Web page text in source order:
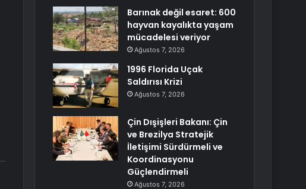
Barınak değil esaret: 600
hayvan kayalıkta yaşam
mücadelesi veriyor
Ağustos 7, 2026
1996 Florida Uçak
Saldırısı Krizi
Ağustos 7, 2026
Çin Dışişleri Bakanı: Çin
ve Brezilya Stratejik
İletişimi Sürdürmeli ve
Koordinasyonu
Güçlendirmeli
Ağustos 7, 2026